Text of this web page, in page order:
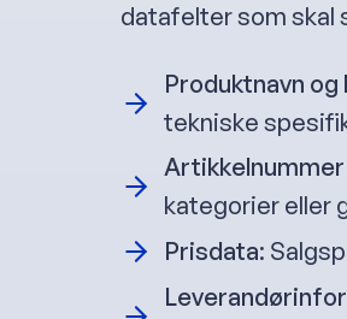
datafelter som skal
Produktnavn
tekniske
kategorier eller
Prisdata: